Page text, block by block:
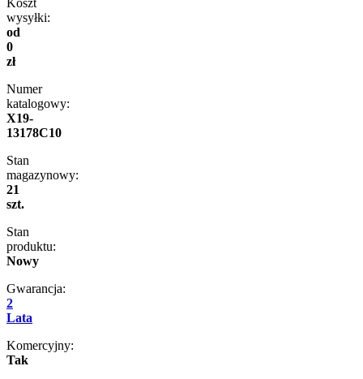
wysyłki:
od
0
zł
Numer
katalogowy:
X19-
13178C10
Stan
magazynowy:
21
szt.
Stan
produktu:
Nowy
Gwarancja:
2
Lata
Komercyjny:
Tak